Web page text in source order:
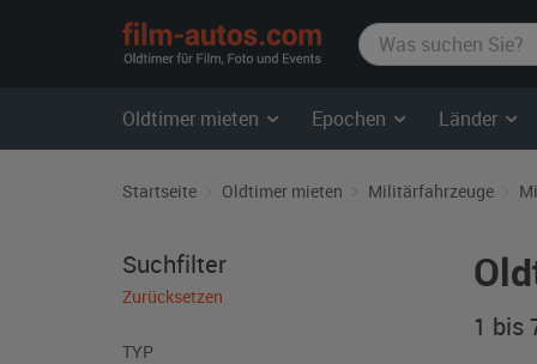
film-
autos.com
Oldtimer mieten Epochen Länder
Startseite Oldtimer mieten Militärfahrzeuge
1 bis
Suchfilter
Zurücksetzen
TYP